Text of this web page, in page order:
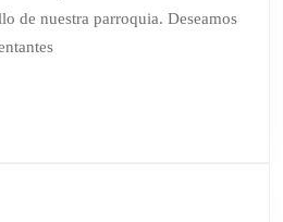
de nuestra parroquia. Deseamos